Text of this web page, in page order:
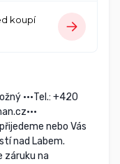
koupí
•••Tel.: +420
nebo Vás
nad Labem.
záruku na